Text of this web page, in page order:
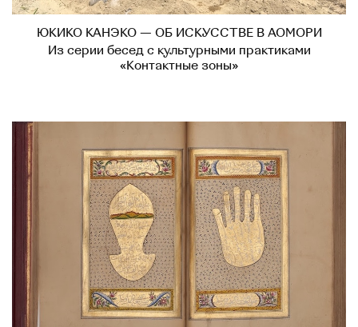
ЮКИКО КАНЭКО — ОБ ИСКУССТВЕ В АОМОРИ
Из серии бесед с культурными практиками
«Контактные зоны»